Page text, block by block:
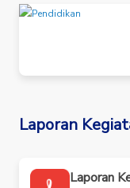
Laporan
Laporan